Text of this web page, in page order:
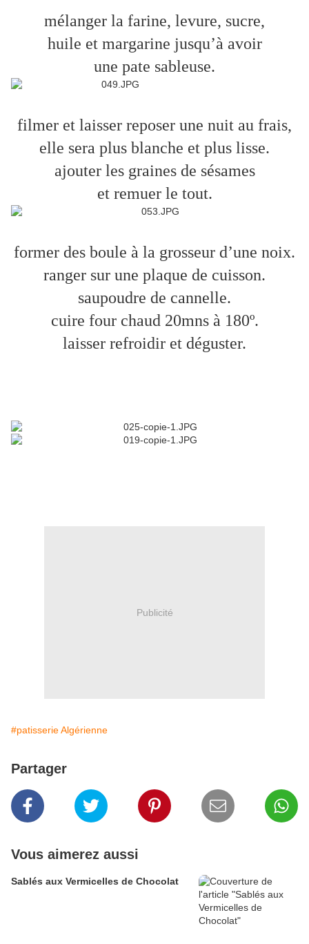
mélanger la farine, levure, sucre,
huile et margarine jusqu’à avoir
une pate sableuse.
filmer et laisser reposer une nuit au frais,
elle sera plus blanche et plus lisse.
ajouter les graines de sésames
et remuer le tout.
former des boule à la grosseur d’une noix.
ranger sur une plaque de cuisson.
saupoudre de cannelle.
cuire four chaud 20mns à 180º.
laisser refroidir et déguster.
Publicité
#patisserie Algérienne
Partager
Vous aimerez aussi
Sablés aux Vermicelles de Chocolat